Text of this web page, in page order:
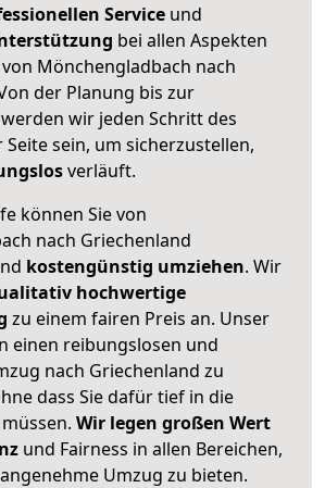
Service und
bei allen Aspekten
Mönchengladbach nach
der Planung bis zur
wir jeden Schritt des
sein, um sicherzustellen,
verläuft.
können Sie von
nach Griechenland
kostengünstig umziehen. Wir
hochwertige
zu einem fairen Preis an. Unser
einen reibungslosen und
nach Griechenland zu
dass Sie dafür tief in die
Wir legen großen Wert
und Fairness in allen Bereichen,
Umzug zu bieten.